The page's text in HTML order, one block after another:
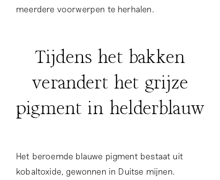
meerdere voorwerpen te herhalen.
Tijdens het bakken
verandert het grijze
pigment in helderblauw
Het beroemde blauwe pigment bestaat uit
kobaltoxide, gewonnen in Duitse mijnen.